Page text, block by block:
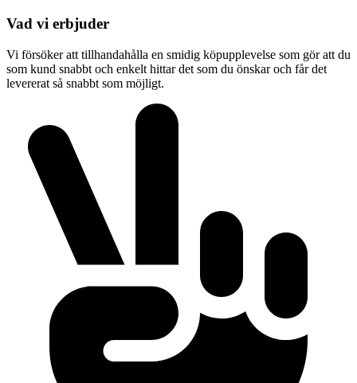
Vad vi erbjuder
Vi försöker att tillhandahålla en smidig köpupplevelse som gör att du
som kund snabbt och enkelt hittar det som du önskar och får det
levererat så snabbt som möjligt.